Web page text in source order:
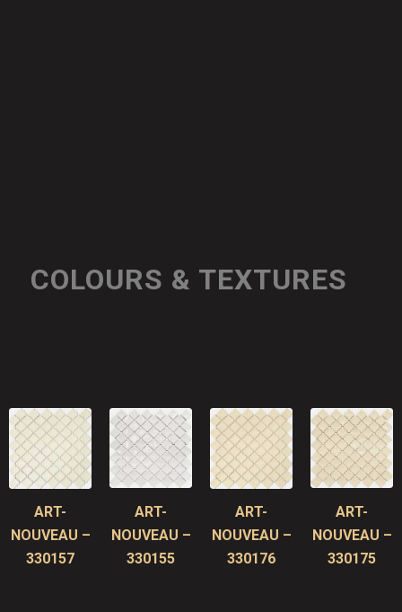
COLOURS & TEXTURES
ART-
NOUVEAU –
330157
ART-
NOUVEAU –
330155
ART-
NOUVEAU –
330176
ART-
NOUVEAU –
330175